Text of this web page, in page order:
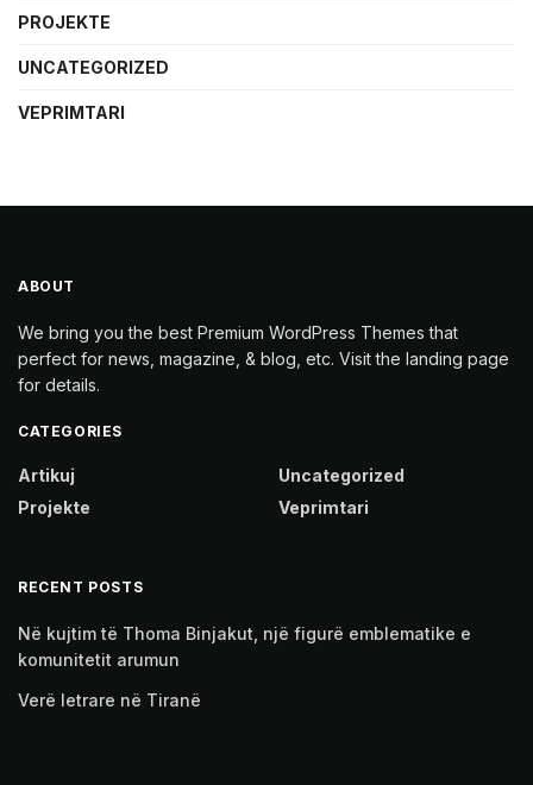
PROJEKTE
UNCATEGORIZED
VEPRIMTARI
ABOUT
We bring you the best Premium WordPress Themes that
perfect for news, magazine, & blog, etc. Visit the landing page
for details.
CATEGORIES
Artikuj
Projekte
Uncategorized
Veprimtari
RECENT POSTS
Në kujtim të Thoma Binjakut, një figurë emblematike e
komunitetit arumun
Verë letrare në Tiranë